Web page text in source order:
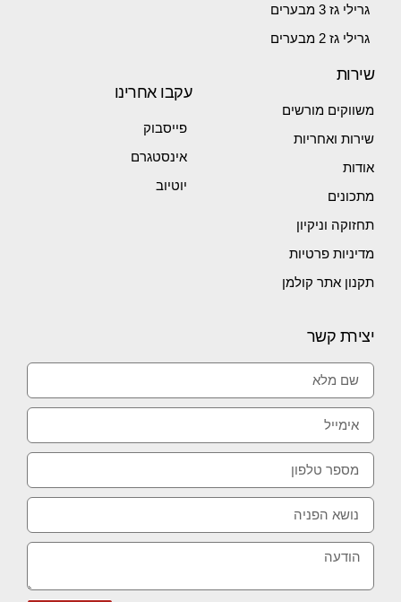
גרילי גז 3 מבערים
גרילי גז 2 מבערים
שירות
משווקים מורשים
שירות ואחריות
אודות
מתכונים
תחזוקה וניקיון
מדיניות פרטיות
תקנון אתר קולמן
עקבו אחרינו
פייסבוק
אינסטגרם
יוטיוב
יצירת קשר